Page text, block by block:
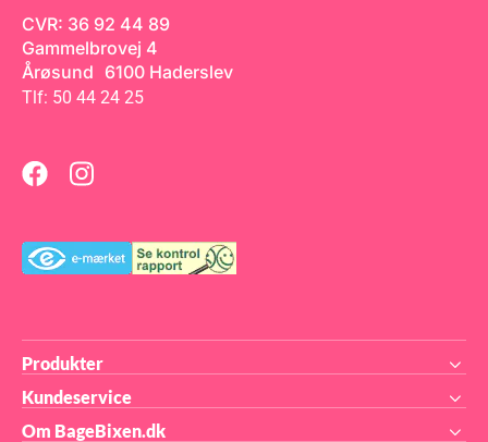
CVR: 36 92 44 89
Gammelbrovej 4
Årøsund 6100 Haderslev
Tlf: 50 44 24 25
Produkter
Kundeservice
Om BageBixen.dk